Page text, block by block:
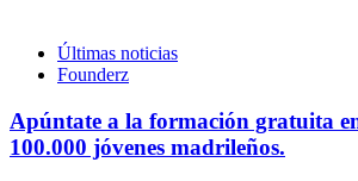
Últimas noticias
Founderz
Apúntate a la formación gratuita
100.000 jóvenes madrileños.